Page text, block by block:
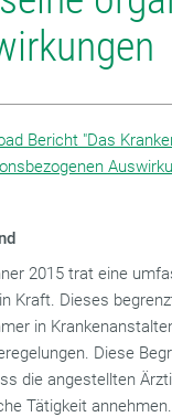
Bericht "Das
2015 trat eine
Kraft. Dieses
in
Diese
die angestellten
Tätigkeit